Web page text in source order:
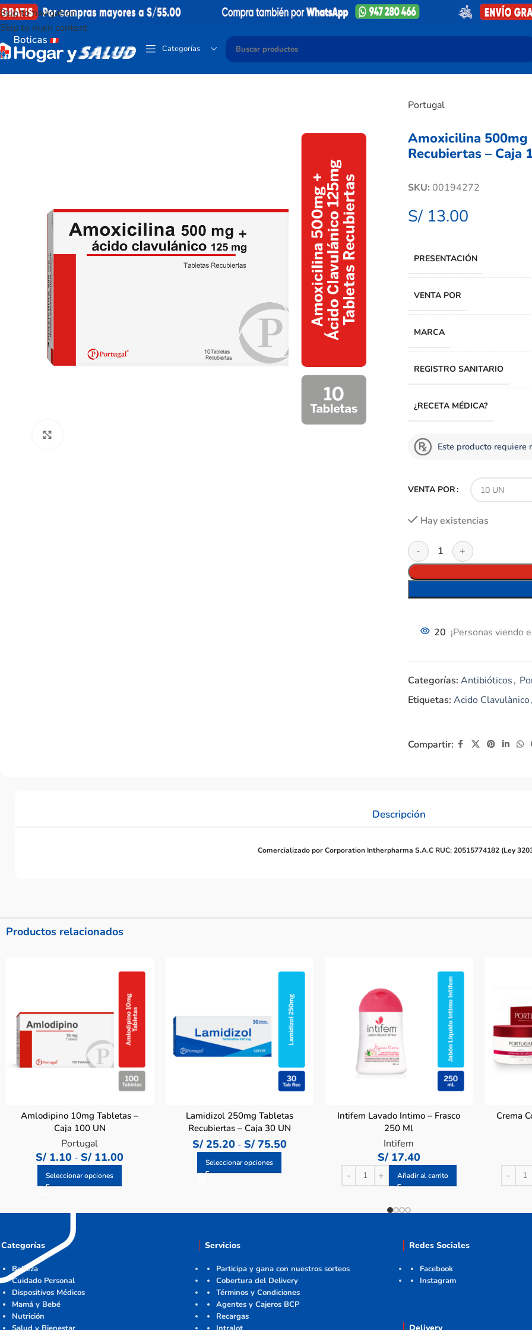
Skip to navigation
Skip to main content
Categorías
Portugal
Amoxicilina 500mg
Recubiertas – Caja
SKU: 00194272
S/13.00
PRESENTACIÓN
VENTA POR
MARCA
REGISTRO SANITARIO
¿RECETA MÉDICA?
Este producto requiere
VENTA POR
Hay existencias
20 ¡Personas viendo
Categorías: Antibióticos,
Etiquetas: Acido Clavulànico
Compartir:
Descripción
Comercializado por Corporation Intherpharma S.A.C RUC: 20515774182 (Ley
Productos relacionados
Amlodipino 10mg Tabletas –
Caja 100 UN
Portugal
S/ 1.10 - S/ 11.00
Seleccionar opciones
Lamidizol 250mg Tabletas
Recubiertas – Caja 30 UN
S/25.20 - S/75.50
Seleccionar opciones
Intifem Lavado Intimo – Frasco
250 Ml
Intifem
S/17.40
Añadir al carrito
Crema
Categorías
Belleza
Cuidado Personal
Dispositivos Médicos
Mamá y Bebé
Nutrición
Servicios
Participa y gana con nuestros sorteos
Cobertura del Delivery
Términos y Condiciones
Agentes y Cajeros BCP
Recargas
Redes Sociales
Facebook
Instagram